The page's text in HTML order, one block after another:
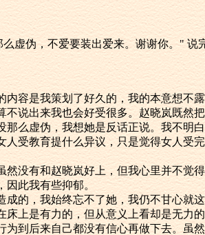
伪，不爱要装出爱来。谢谢你。" 说
容是我策划了好久的，我的本意想不
说出来我也会好受很多。赵晓岚既然
么虚伪，我想她是反话正说。我不明
受教育提什么异议，只是觉得女人受
没有和赵晓岚好上，但我心里并不觉得
因此我有些抑郁。
的，我始终忘不了她，我仍不甘心就
上是有力的，但从意义上看却是无力
到后来自己都没有信心再做下去。虽